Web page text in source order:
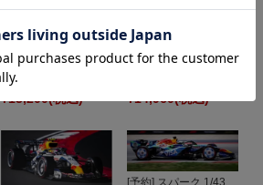
[予約] スパーク 1/43
ビザ キャッシュアッ
プ レーシングブルズ...
¥13,200(税込)
[予約] スパーク 1/43
ビザ キャッシュアッ
¥14,960(税込)